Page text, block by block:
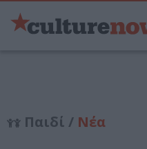
Παιδί / Νέα